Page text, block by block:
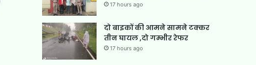
17 hours ago
दो बाइकों की आमने सामने टक्कर
तीन घायल ,दो गम्भीर रेफर
17 hours ago